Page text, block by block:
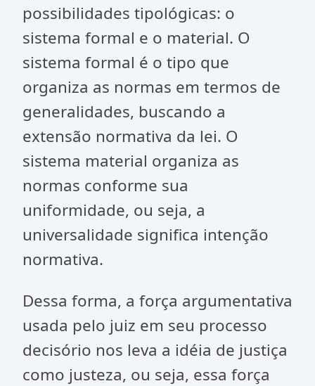
possibilidades tipológicas: o
sistema formal e o material. O
sistema formal é o tipo que
organiza as normas em termos de
generalidades, buscando a
extensão normativa da lei. O
sistema material organiza as
normas conforme sua
uniformidade, ou seja, a
universalidade significa intenção
normativa.
Dessa forma, a força argumentativa
usada pelo juiz em seu processo
decisório nos leva a idéia de justiça
como justeza, ou seja, essa força